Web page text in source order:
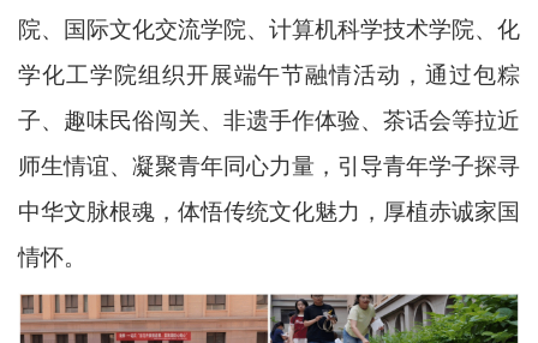
院、国际文化交流学院、计算机科学技术学院、化
学化工学院组织开展端午节融情活动，通过包粽
子、趣味民俗闯关、非遗手作体验、茶话会等拉近
师生情谊、凝聚青年同心力量，引导青年学子探寻
中华文脉根魂，体悟传统文化魅力，厚植赤诚家国
情怀。